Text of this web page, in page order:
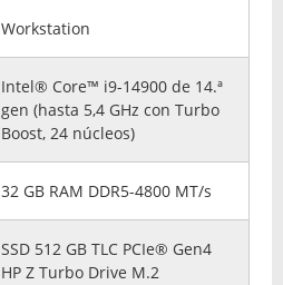
Workstation
Intel® Core™ i9-14900 de 14.ª
gen (hasta 5,4 GHz con Turbo
Boost, 24 núcleos)
32 GB RAM DDR5-4800 MT/s
SSD 512 GB TLC PCIe® Gen4
HP Z Turbo Drive M.2